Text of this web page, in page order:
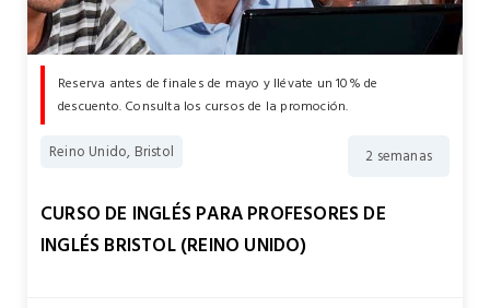
Reserva antes de finales de mayo y llévate un 10% de
descuento. Consulta los cursos de la promoción.
Reino Unido, Bristol 2 semanas
CURSO DE INGLÉS PARA PROFESORES DE
INGLÉS BRISTOL (REINO UNIDO)